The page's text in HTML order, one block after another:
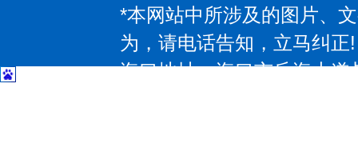
*本网站中所涉及的图片、
为，请电话告知，立马纠
海口地址：海口市丘海大